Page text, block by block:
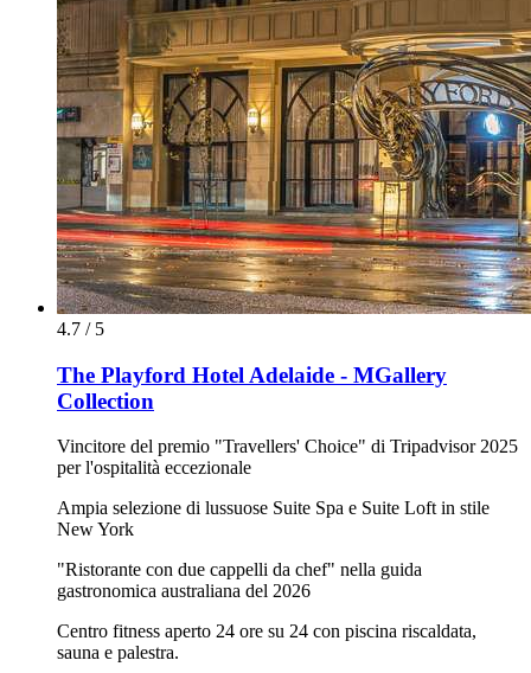
4.7 / 5
The Playford Hotel Adelaide - MGallery
Collection
Vincitore del premio "Travellers' Choice" di Tripadvisor 2025
per l'ospitalità eccezionale
Ampia selezione di lussuose Suite Spa e Suite Loft in stile
New York
"Ristorante con due cappelli da chef" nella guida
gastronomica australiana del 2026
Centro fitness aperto 24 ore su 24 con piscina riscaldata,
sauna e palestra.